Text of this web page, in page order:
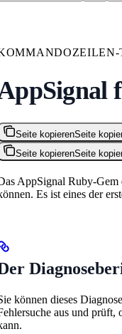
Seite kopierenSeite
Seite kopierenSeite
AppSignal Ruby-Gem
Es ist eines der
können dieses
aus und